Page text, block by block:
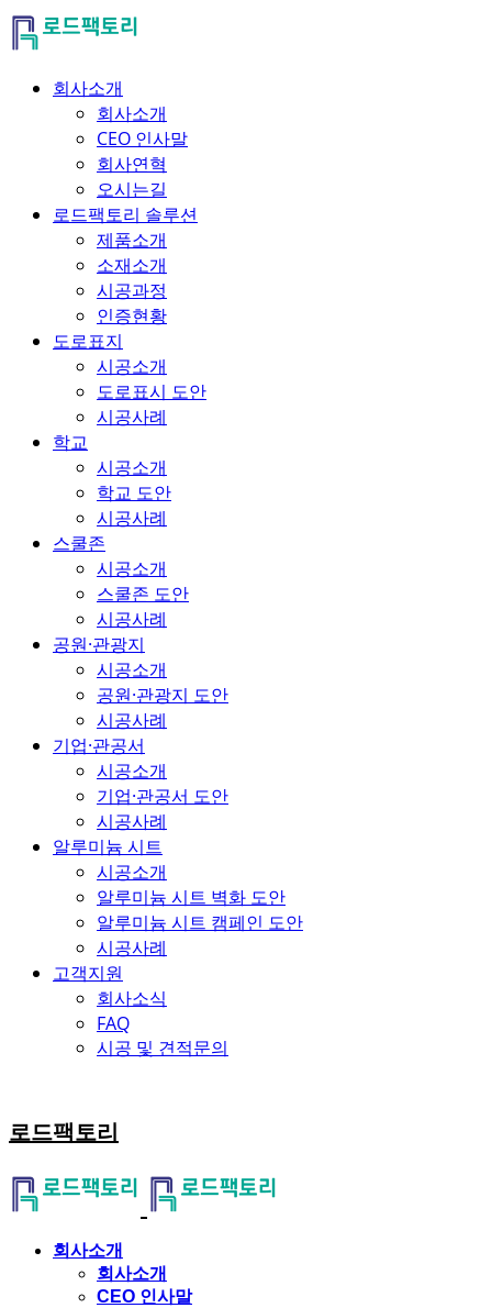
회사소개
회사소개
CEO 인사말
회사연혁
오시는길
로드팩토리 솔루션
제품소개
소재소개
시공과정
인증현황
도로표지
시공소개
도로표시 도안
시공사례
학교
시공소개
학교 도안
시공사례
스쿨존
시공소개
스쿨존 도안
시공사례
공원·관광지
시공소개
공원·관광지 도안
시공사례
기업·관공서
시공소개
기업·관공서 도안
시공사례
알루미늄 시트
시공소개
알루미늄 시트 벽화 도안
알루미늄 시트 캠페인 도안
시공사례
고객지원
회사소식
FAQ
시공 및 견적문의
로드팩토리
회사소개
회사소개
CEO 인사말